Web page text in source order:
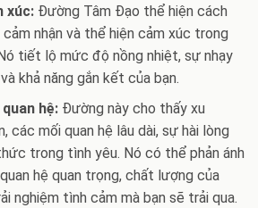
xúc:Đường Tâm Đạo thể hiện cách
nhận và thể hiện cảm xúc trong
tiết lộ mức độ nồng nhiệt, sự nhạy
khả năng gắn kết của bạn.
hệ:Đường này cho thấy xu
các mối quan hệ lâu dài, sự hài lòng
trong tình yêu. Nó có thể phản ánh
hệ quan trọng, chất lượng của
nghiệm tình cảm mà bạn sẽ trải qua.